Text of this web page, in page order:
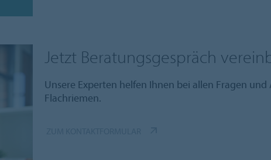
Jetzt Beratungsgespräch
Unsere Experten helfen Ihnen bei allen Fragen
Flachriemen.